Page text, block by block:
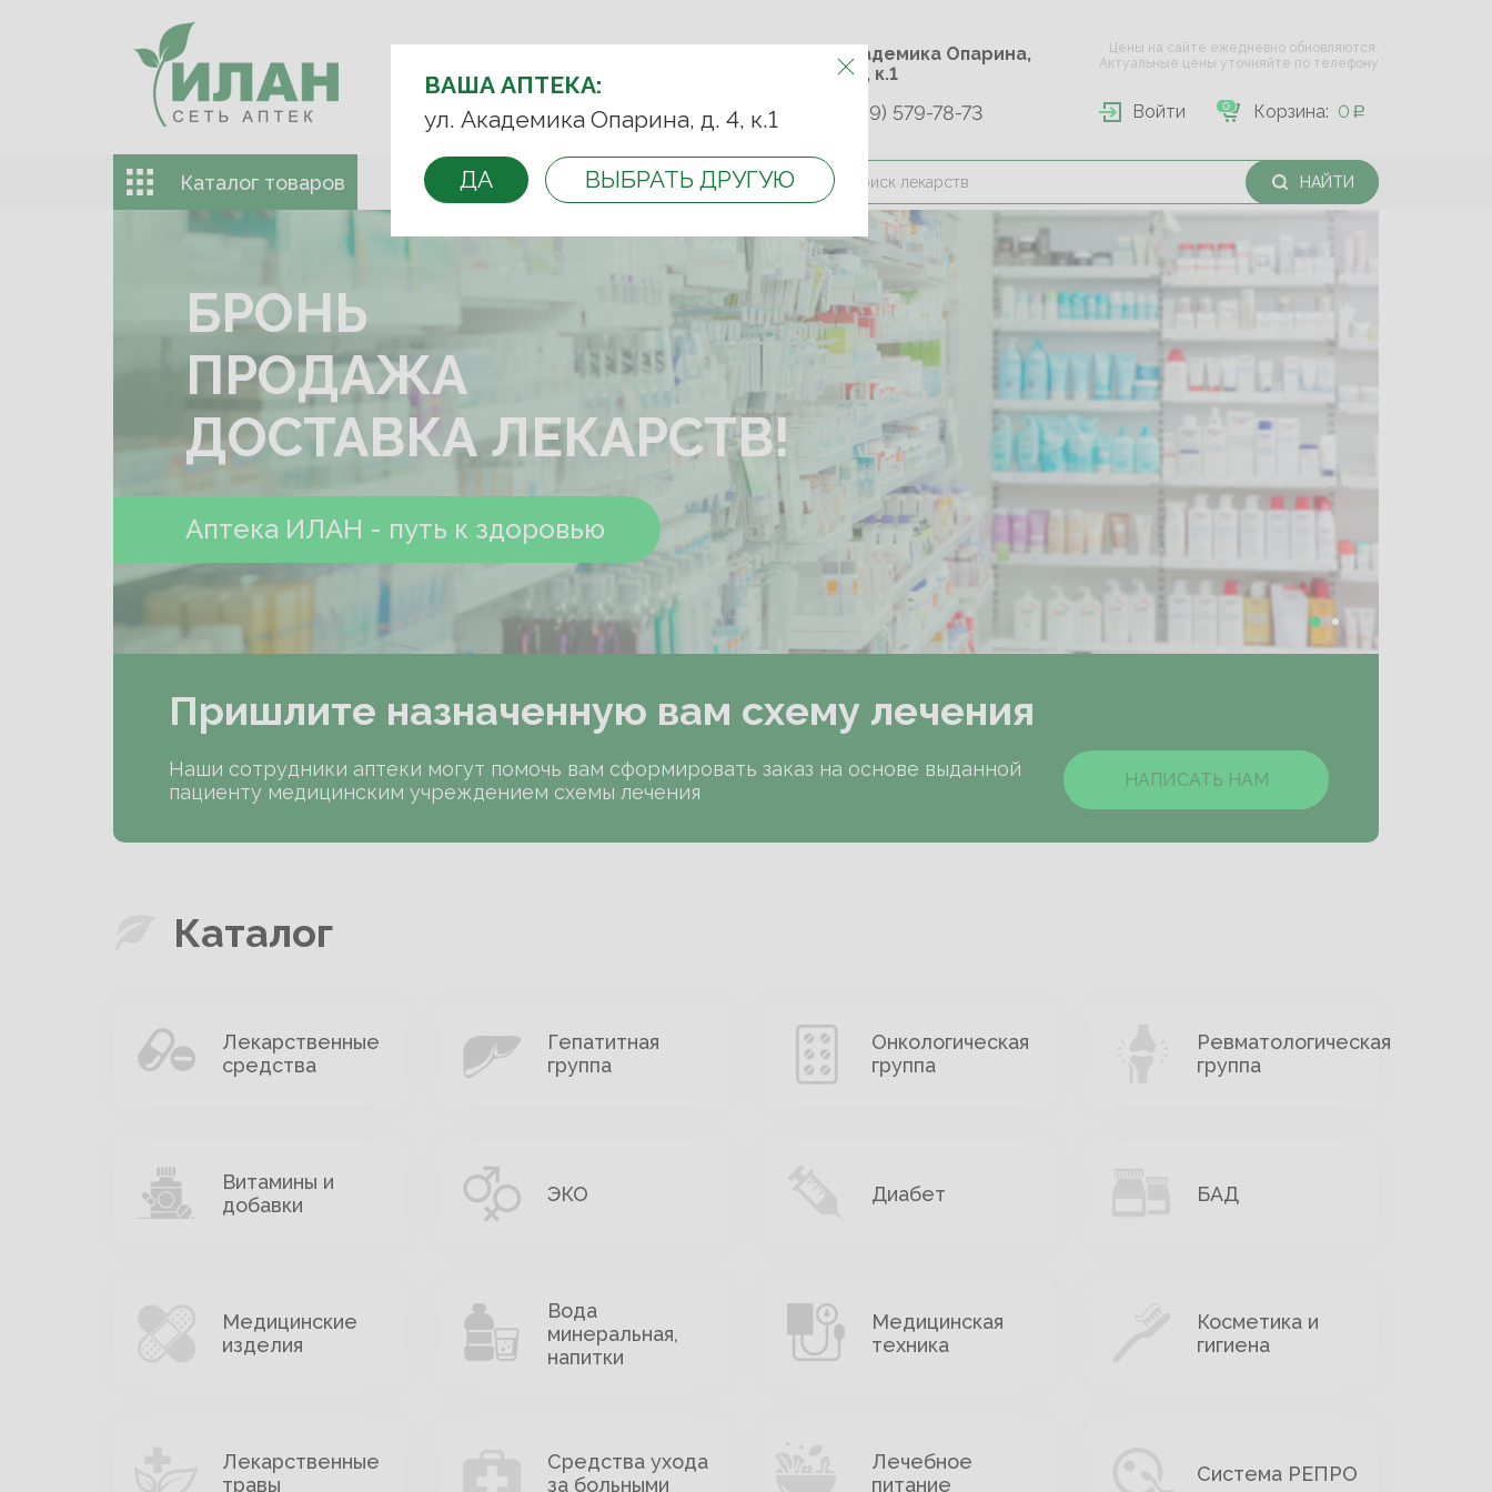
АПТЕКУ:
народов
ул. Академика Опарина,
д. 4, к.1
ВАША АПТЕКА:
ул. Академика Опарина, д. 4, к.1
ДА ВЫБРАТЬ ДРУГУЮ
Цены на сайте ежедневно обновляются.
Актуальные цены уточняйте по телефону
+7 (499) 749-75-92 +7 (499) 749-74-89 +7 (989) 579-78-73 Войти Корзина: 0
0
Каталог товаров Доставка и оплата Контакты Акции НАЙТИ
БРОНЬ
ПРОДАЖА
ДОСТАВКА ЛЕКАРСТВ!
Аптека ИЛАН - путь к здоровью
БРОНЬ
ПРОДАЖА
ДОСТАВКА ЛЕКАРСТВ
Аптека ИЛАН - путь к здоровью
Пришлите назначенную вам схему лечения
Наши сотрудники аптеки могут помочь вам сформировать заказ на основе выданной
пациенту медицинским учреждением схемы лечения
НАПИСАТЬ НАМ
Каталог
Лекарственные
средства
Гепатитная
группа
Онкологическая
группа
Ревматологическая
группа
Витамины и
добавки
ЭКО Диабет БАД
Медицинские
изделия
Вода
минеральная,
напитки
Медицинская
техника
Косметика и
гигиена
Лекарственные
травы
Средства ухода
за больными
Лечебное
питание
Система РЕПРО